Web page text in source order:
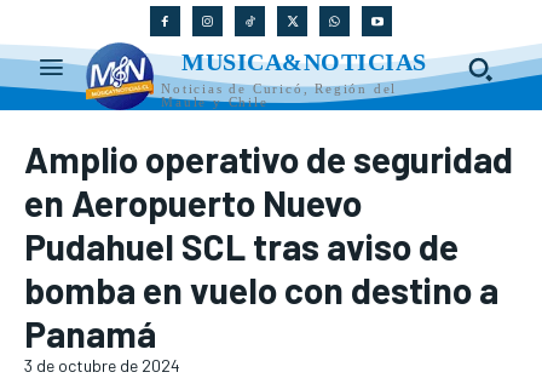
MUSICA&NOTICIAS
Noticias de Curicó, Región del
Maule y Chile
Amplio operativo de seguridad
en Aeropuerto Nuevo
Pudahuel SCL tras aviso de
bomba en vuelo con destino a
Panamá
3 de octubre de 2024